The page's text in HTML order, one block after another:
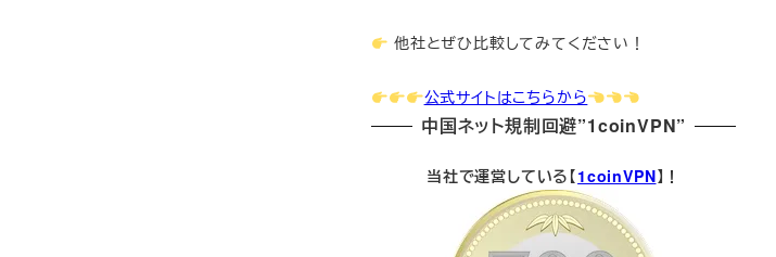
他社とぜひ比較してみてください！
公式サイトはこちらから
中国ネット規制回避”1coinVPN”
当社で運営している【1coinVPN】！